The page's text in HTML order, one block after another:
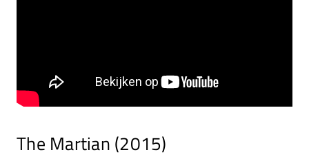
The Martian (2015)